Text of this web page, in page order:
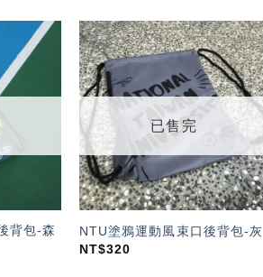
望輕
背包-森
加入
「願
望輕
單」
已售完
NTU塗鴉運動風束口後背包-灰
NT$320